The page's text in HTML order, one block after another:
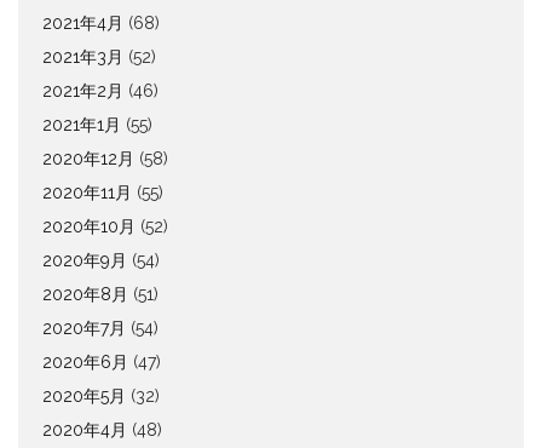
2021年4月 (68)
2021年3月 (52)
2021年2月 (46)
2021年1月 (55)
2020年12月 (58)
2020年11月 (55)
2020年10月 (52)
2020年9月 (54)
2020年8月 (51)
2020年7月 (54)
2020年6月 (47)
2020年5月 (32)
2020年4月 (48)